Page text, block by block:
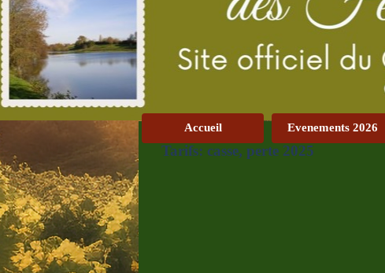
Accueil Evenements 2026
Tarifs: casse, perte 2025